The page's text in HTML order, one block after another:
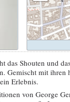
das Shouten und
Gemischt mit ihren
Erlebnis.
von George